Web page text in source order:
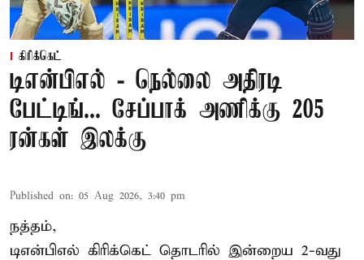
கிரிக்கெட்
டிஎன்பிஎல் - நெல்லை அதிரடி
பேட்டிங்... சேப்பாக் அணிக்கு 205
ரன்கள் இலக்கு
Published on: 05 Aug 2026, 3:40 pm
நத்தம்,
டிஎன்பிஎல் கிரிக்கெட் தொடரில் இன்றைய 2-வது